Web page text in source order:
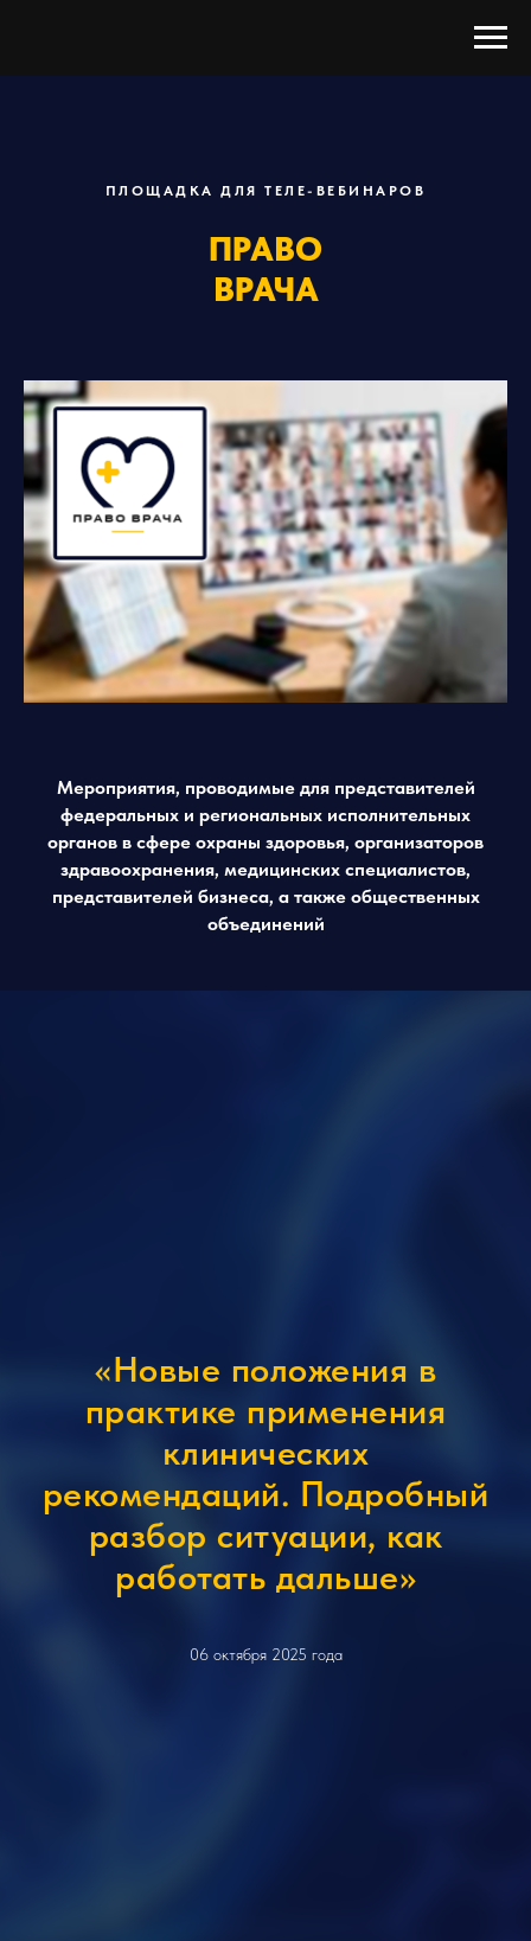
ПЛОЩАДКА ДЛЯ ТЕЛЕ-ВЕБИНАРОВ
ПРАВО
ВРАЧА
Мероприятия, проводимые для представителей
федеральных и региональных исполнительных
органов в сфере охраны здоровья, организаторов
здравоохранения, медицинских специалистов,
представителей бизнеса, а также общественных
объединений
«Новые положения в
практике применения
клинических
рекомендаций. Подробный
разбор ситуации, как
работать дальше»
06 октября 2025 года